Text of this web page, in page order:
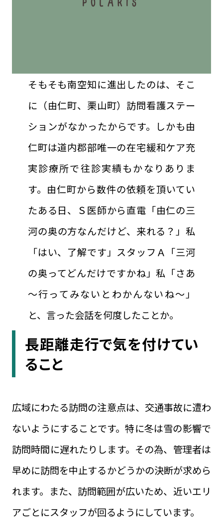
そもそも南空知に進出したのは、そこ
に（由仁町、栗山町）訪問看護ステー
ションがなかったからです。しかも由
仁町は道内郡部唯一の在宅緩和ケア充
実診療所で往診実績もかなりありま
す。由仁町から数件の依頼を頂いてい
たある日、Ｓ医師から直電「由仁の三
河の奥の方なんだけど、来れる？」私
「はい、了解です」スタッフＡ「三河
の奥ってどんだけですかね」私「さあ
～行ってみないとわかんないね～」
と、言った会話を何度したことか。
長距離走行で気を付けてい
ること
広域にわたる訪問の注意点は、交通事故に遭わ
ないようにすることです。特に冬は雪の影響で
訪問時間に遅れたりします。その為、管理者は
早めに訪問を中止するかどうかの決断が求めら
れます。また、訪問範囲が広いため、近いエリ
アごとにスタッフが回るようにしています。